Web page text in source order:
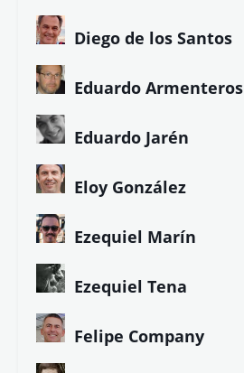
Diego de los Santos
Eduardo Armenteros
Eduardo Jarén
Eloy González
Ezequiel Marín
Ezequiel Tena
Felipe Company